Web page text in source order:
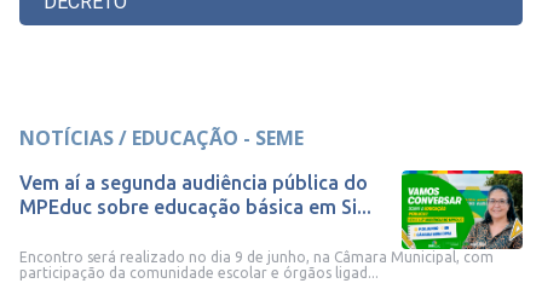
NOTÍCIAS / EDUCAÇÃO - SEME
Vem aí a segunda audiência pública do
MPEduc sobre educação básica em Si...
Encontro será realizado no dia 9 de junho, na Câmara Municipal, com
participação da comunidade escolar e órgãos ligad...